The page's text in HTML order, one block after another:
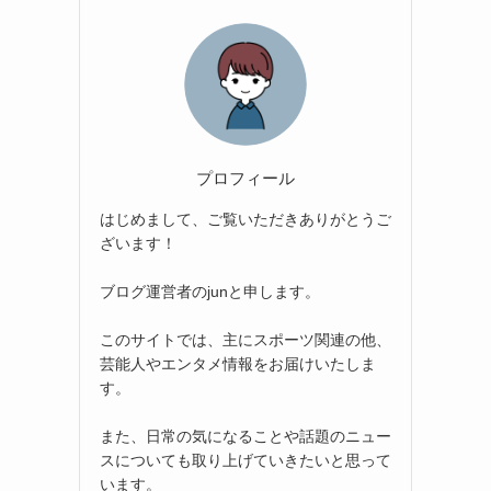
プロフィール
はじめまして、ご覧いただきありがとうご
ざいます！
ブログ運営者のjunと申します。
このサイトでは、主にスポーツ関連の他、
芸能人やエンタメ情報をお届けいたしま
す。
また、日常の気になることや話題のニュー
スについても取り上げていきたいと思って
います。